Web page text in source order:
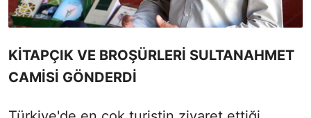
KİTAPÇIK VE BROŞÜRLERİ SULTANAHMET
CAMİSİ GÖNDERDİ